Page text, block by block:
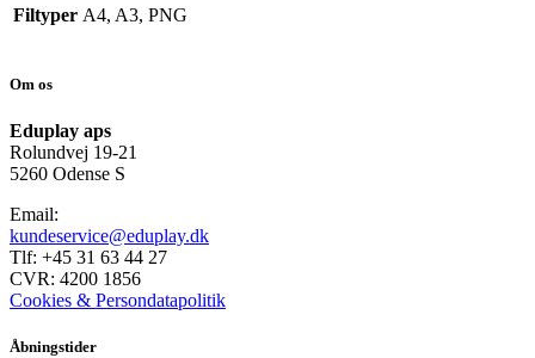
Filtyper A4, A3, PNG
Om os
Eduplay aps
Rolundvej 19-21
5260 Odense S
Email:
kundeservice@eduplay.dk
Tlf: +45 31 63 44 27
CVR: 4200 1856
Cookies & Persondatapolitik
Åbningstider